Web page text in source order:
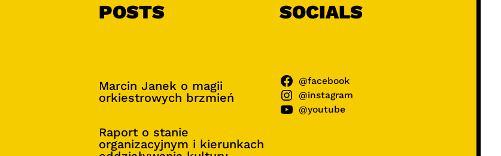
POSTS
Marcin Janek o magii
orkiestrowych brzmień
Raport o stanie
organizacyjnym i kierunkach
SOCIALS
@facebook
@instagram
@youtube